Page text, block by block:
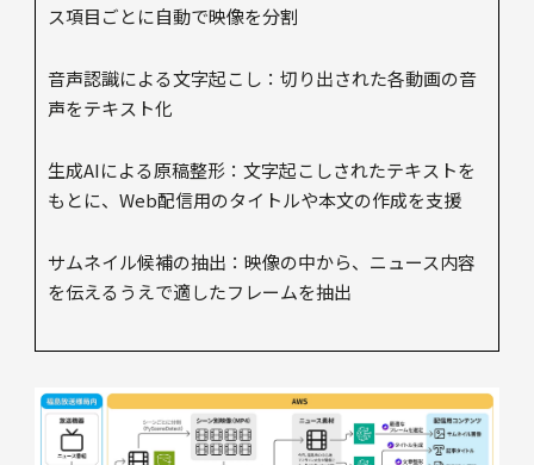
ス項目ごとに自動で映像を分割
音声認識による文字起こし：切り出された各動画の音
声をテキスト化
生成AIによる原稿整形：文字起こしされたテキストを
もとに、Web配信用のタイトルや本文の作成を支援
サムネイル候補の抽出：映像の中から、ニュース内容
を伝えるうえで適したフレームを抽出